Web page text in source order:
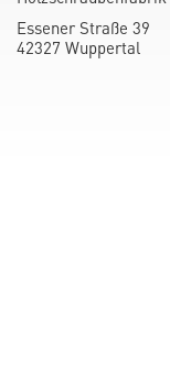
Essener Straße 39
42327 Wuppertal